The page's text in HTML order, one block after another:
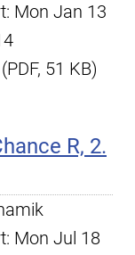
Mon Jan 13
(PDF, 51 KB)
R, 2.
Mon Jul 18